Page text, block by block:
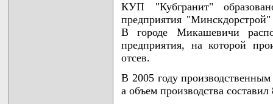
КУП "Кубгранит"
предприятия
В городе Микашевичи
предприятия, на которой
отсев.
В 2005 году
а объем производства